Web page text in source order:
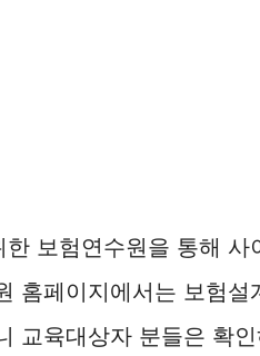
보험연수원을 통해 사
홈페이지에서는 보험설
교육대상자 분들은 확